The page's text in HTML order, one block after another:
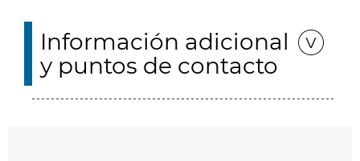
Información adicional
y puntos de contacto